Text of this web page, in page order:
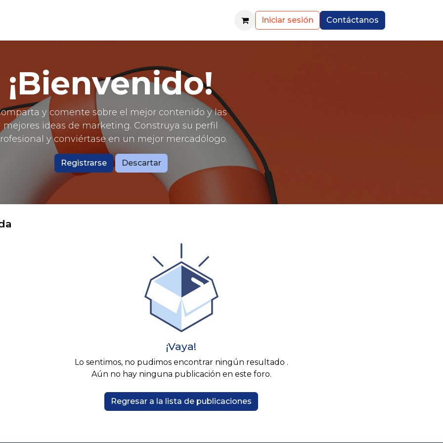
Iniciar sesión Contáctanos
¡Bienvenido!
y comente sobre el mejor contenido y las
mejores ideas de marketing. Construya su perfil
y conviértase en un mejor mercadólogo.
Registrarse Descartar
¡Vaya!
Lo sentimos, no pudimos encontrar ningún resultado .
Aún no hay ninguna publicación en este foro.
Regresar a la lista de publicaciones